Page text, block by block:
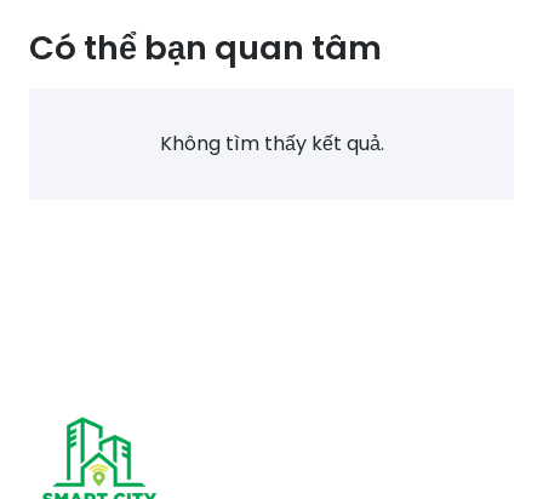
Có thể bạn quan tâm
Không tìm thấy kết quả.